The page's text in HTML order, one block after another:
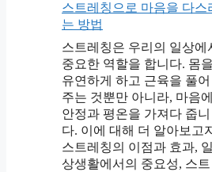
스트레칭으로 마음을 다스
는 방법
스트레칭은 우리의 일상에
중요한 역할을 합니다. 몸을
유연하게 하고 근육을 풀어
주는 것뿐만 아니라, 마음에
안정과 평온을 가져다 줍니
다. 이에 대해 더 알아보고
스트레칭의 이점과 효과, 일
상생활에서의 중요성, 스트